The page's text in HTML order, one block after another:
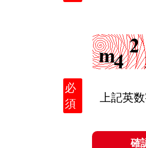
必
須
上記英